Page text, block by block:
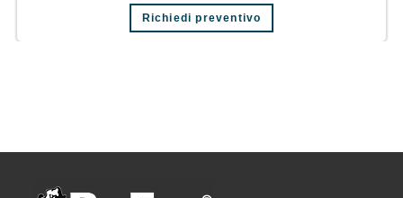
Richiedi preventivo